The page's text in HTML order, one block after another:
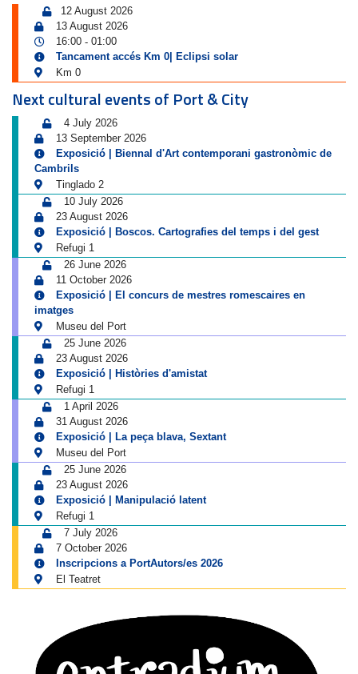
12 August 2026
13 August 2026
16:00 - 01:00
Tancament accés Km 0| Eclipsi solar
Km 0
Next cultural events of Port & City
4 July 2026
13 September 2026
Exposició | Biennal d'Art contemporani gastronòmic de
Cambrils
Tinglado 2
10 July 2026
23 August 2026
Exposició | Boscos. Cartografies del temps i del gest
Refugi 1
26 June 2026
11 October 2026
Exposició | El concurs de mestres romescaires en
imatges
Museu del Port
25 June 2026
23 August 2026
Exposició | Històries d'amistat
Refugi 1
1 April 2026
31 August 2026
Exposició | La peça blava, Sextant
Museu del Port
25 June 2026
23 August 2026
Exposició | Manipulació latent
Refugi 1
7 July 2026
7 October 2026
Inscripcions a PortAutors/es 2026
El Teatret